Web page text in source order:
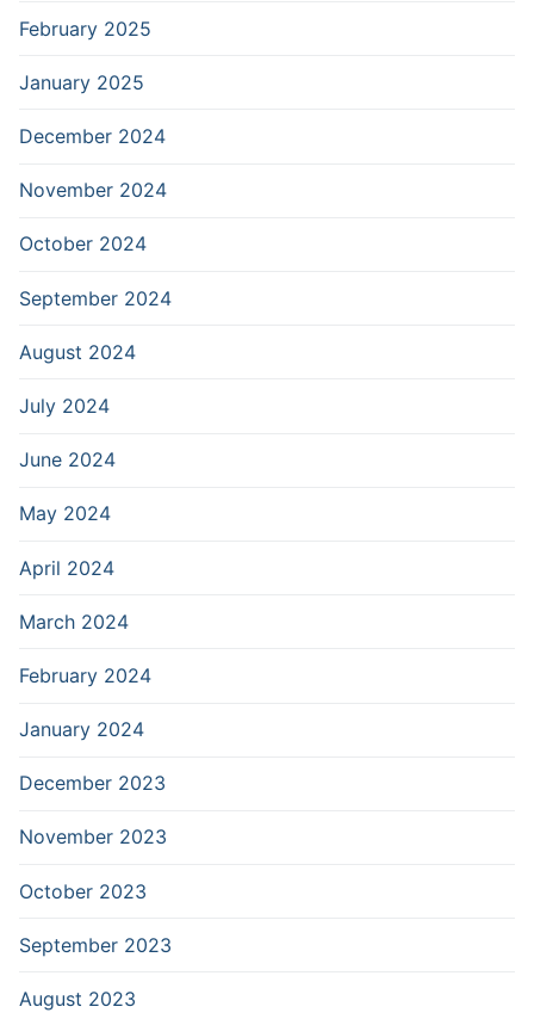
February 2025
January 2025
December 2024
November 2024
October 2024
September 2024
August 2024
July 2024
June 2024
May 2024
April 2024
March 2024
February 2024
January 2024
December 2023
November 2023
October 2023
September 2023
August 2023